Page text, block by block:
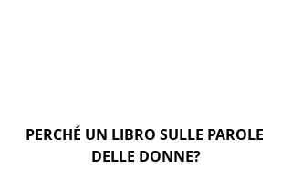
PERCHÉ UN LIBRO SULLE PAROLE
DELLE DONNE?